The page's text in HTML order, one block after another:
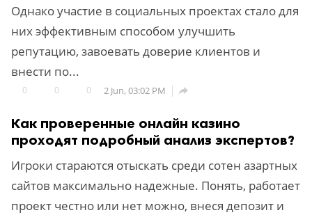
Однако участие в социальных проектах стало для
них эффективным способом улучшить
репутацию, завоевать доверие клиентов и
внести по...
0 0 0 2 Jun, 03:02 PM 
Как проверенные онлайн казино
проходят подробный анализ экспертов?
Игроки стараются отыскать среди сотен азартных
сайтов максимально надежные. Понять, работает
проект честно или нет можно, внеся депозит и